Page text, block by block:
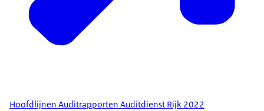
Hoofdlijnen Auditrapporten Auditdienst Rijk 2022